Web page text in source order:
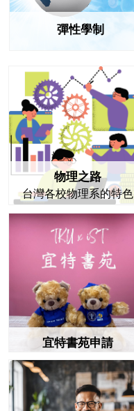
彈性學制
物理之路
台灣各校物理系的特色
宜特書苑申請